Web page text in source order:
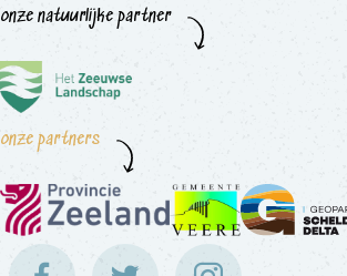
onze natuurlijke partner
onze partners